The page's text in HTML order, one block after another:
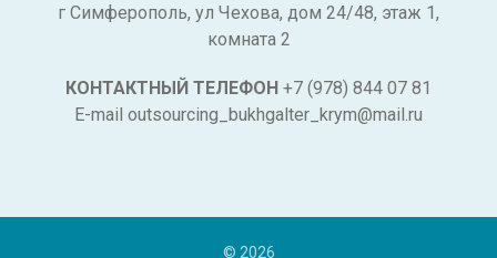
г Симферополь, ул Чехова, дом 24/48, этаж 1,
комната 2
КОНТАКТНЫЙ ТЕЛЕФОН +7 (978) 844 07 81
E-mail outsourcing_bukhgalter_krym@mail.ru
© 2026